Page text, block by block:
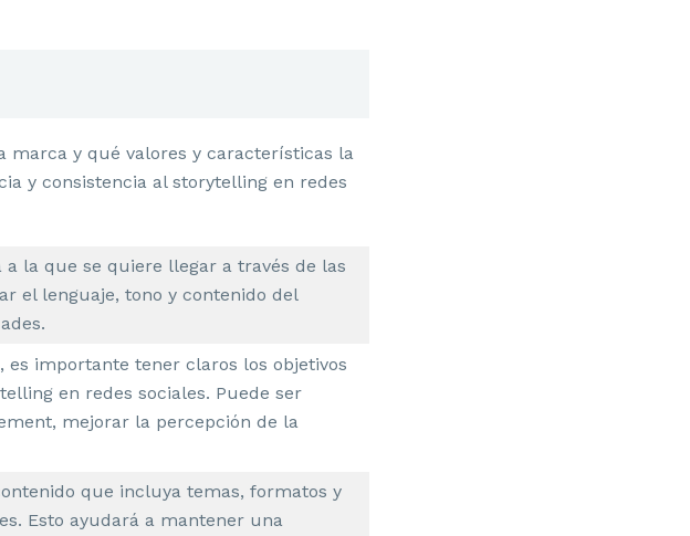
marca y qué valores y características la
y consistencia al storytelling en redes
la que se quiere llegar a través de las
el lenguaje, tono y contenido del
importante tener claros los objetivos
en redes sociales. Puede ser
mejorar la percepción de la
que incluya temas, formatos y
Esto ayudará a mantener una